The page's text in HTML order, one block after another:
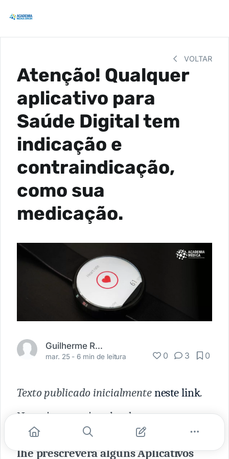
VOLTAR
Atenção! Qualquer
aplicativo para
Saúde Digital tem
indicação e
contraindicação,
como sua
medicação.
Guilherme Rabello
mar. 25 -6 min de leitura 0 3 0
Texto publicado inicialmenteneste link.
No artigo anterior abordamos o
tema
Não estranhe, seu médico ainda
lhe prescreverá alguns Aplicativos